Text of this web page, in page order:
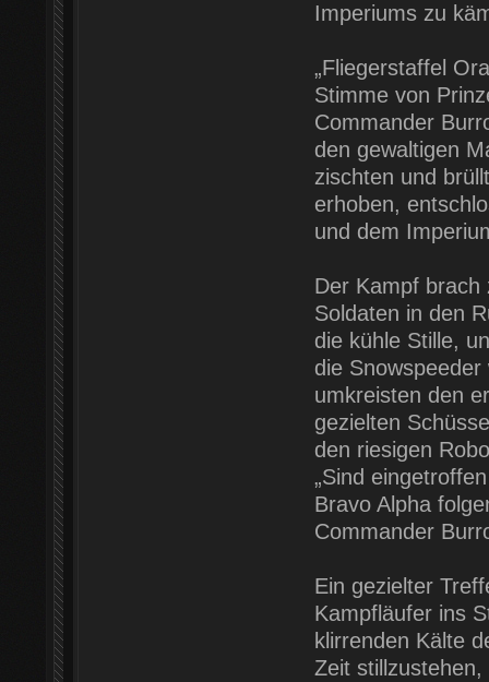
Imperiums zu
„Fliegerstaffel
Stimme von
Commander
den gewaltigen
zischten und
erhoben,
und dem
Der Kampf brach
Soldaten in den
die kühle Stille,
die
umkreisten den
gezielten
den riesigen
„Sind
Bravo Alpha
Commander
Ein gezielter
Kampfläufer ins
klirrenden Kälte
Zeit